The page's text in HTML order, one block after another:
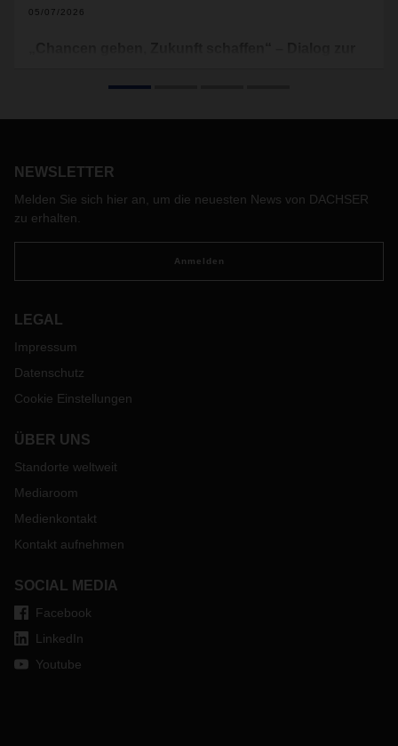
05/07/2026
Network Campus in Kempten die Veranstaltung „Chancen
NEWSLETTER
Melden Sie sich hier an, um die neuesten News von DACHSER
zu erhalten.
Anmelden
LEGAL
Impressum
Datenschutz
Cookie Einstellungen
ÜBER UNS
Standorte weltweit
Mediaroom
Medienkontakt
Kontakt aufnehmen
SOCIAL MEDIA
Facebook
LinkedIn
Youtube